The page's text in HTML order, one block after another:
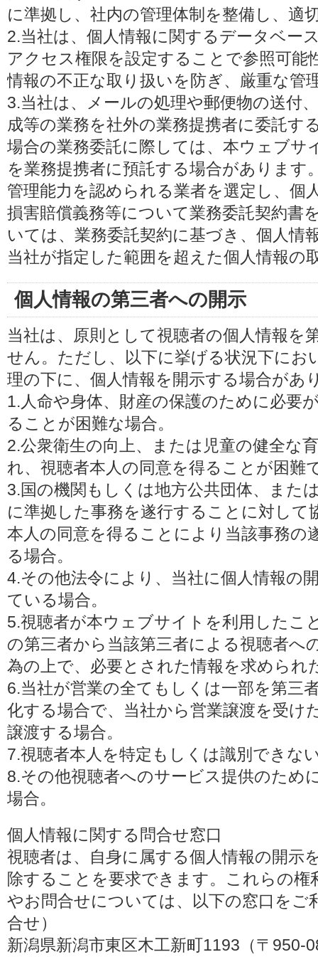
に準拠し、社内の管理体制を整備し、適
2.当社は、個人情報に関するデータベー
アクセス権限を設定することで参照可能
情報の不正な取り扱いを防ぎ、厳重な管
3.当社は、メールの処理や郵便物の送付
成等の業務を社外の業務提携者に委託す
場合の業務委託に際しては、本ウェブサ
を業務提携者に預託する場合があります
管理能力を認められる業者を選定し、個
損害賠償義務等について業務委託契約書
いては、業務委託契約に基づき、個人情
当社が指定した範囲を超えた個人情報の
個人情報の第三者への開示
当社は、原則として視聴者の個人情報を
せん。ただし、以下に挙げる状況下にお
理の下に、個人情報を開示する場合があ
1.人命や身体、財産の保護のために必要
ることが困難な場合。
2.公衆衛生の向上、または児童の健全な
れ、視聴者本人の同意を得ることが困難
3.国の機関もしくは地方公共団体、また
に準拠した事務を遂行することに対して
本人の同意を得ることにより当該事務の
る場合。
4.その他法令により、当社に個人情報の
ている場合。
5.視聴者が本ウェブサイトを利用したこ
の第三者から当該第三者による視聴者へ
為の上で、必要とされた情報を求められ
6.当社が営業の全てもしくは一部を第三
化する場合で、当社から営業譲渡を受け
譲渡する場合。
7.視聴者本人を特定もしくは識別できな
8.その他視聴者へのサービス提供のため
場合。
個人情報に関する問合せ窓口
視聴者は、自身に属する個人情報の開示
除することを要求できます。これらの権
やお問合せについては、以下の窓口をご
合せ）
新潟県新潟市東区木工新町1193（〒950-